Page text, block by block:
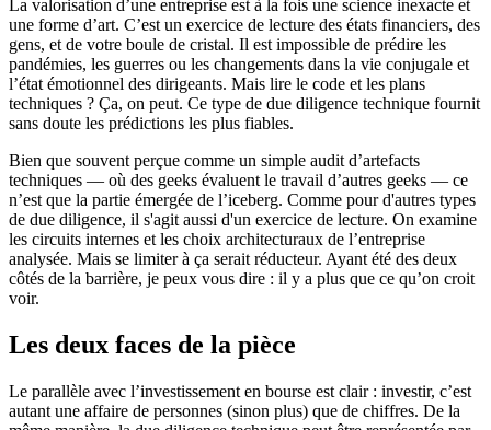
La valorisation d’une entreprise est à la fois une science inexacte et
une forme d’art. C’est un exercice de lecture des états financiers, des
gens, et de votre boule de cristal. Il est impossible de prédire les
pandémies, les guerres ou les changements dans la vie conjugale et
l’état émotionnel des dirigeants. Mais lire le code et les plans
techniques ? Ça, on peut. Ce type de due diligence technique fournit
sans doute les prédictions les plus fiables.
Bien que souvent perçue comme un simple audit d’artefacts
techniques — où des geeks évaluent le travail d’autres geeks — ce
n’est que la partie émergée de l’iceberg. Comme pour d'autres types
de due diligence, il s'agit aussi d'un exercice de lecture. On examine
les circuits internes et les choix architecturaux de l’entreprise
analysée. Mais se limiter à ça serait réducteur. Ayant été des deux
côtés de la barrière, je peux vous dire : il y a plus que ce qu’on croit
voir.
Les deux faces de la pièce
Le parallèle avec l’investissement en bourse est clair : investir, c’est
autant une affaire de personnes (sinon plus) que de chiffres. De la